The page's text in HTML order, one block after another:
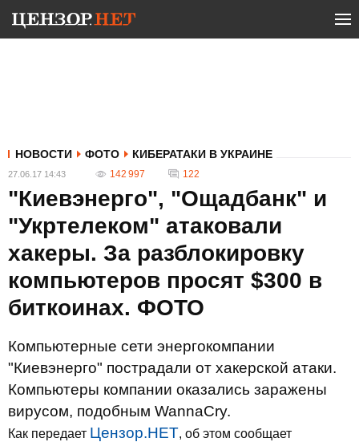
НОВОСТИ ФОТО КИБЕРАТАКИ В УКРАИНЕ
27.06.17 14:43 142 997 122
"Киевэнерго", "Ощадбанк" и
"Укртелеком" атаковали
хакеры. За разблокировку
компьютеров просят $300 в
биткоинах. ФОТО
Компьютерные сети энергокомпании
"Киевэнерго" пострадали от хакерской атаки.
Компьютеры компании оказались заражены
вирусом, подобным WannaCry.
Как передает Цензор.НЕТ, об этом сообщает